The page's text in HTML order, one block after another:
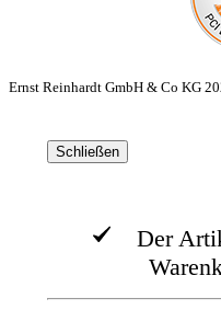
Ernst Reinhardt GmbH & Co KG
Schließen
Der